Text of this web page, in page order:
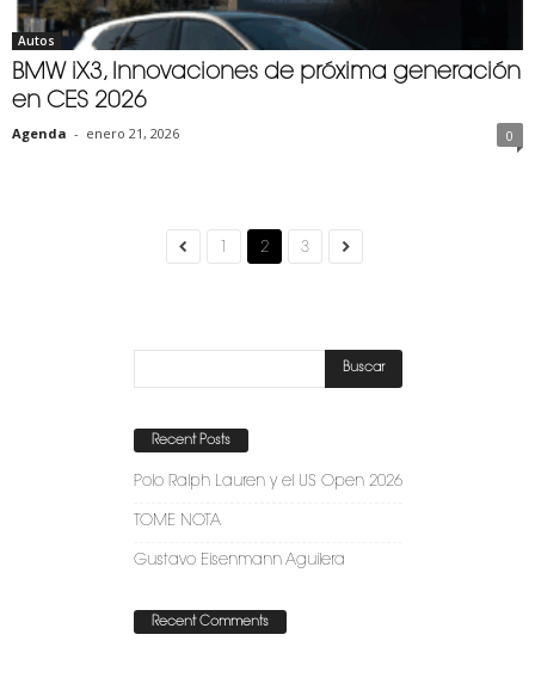
Autos
BMW iX3, Innovaciones de próxima generación
en CES 2026
Agenda - enero 21, 2026 0
2 3
Recent Posts
Polo Ralph Lauren y el US Open 2026
TOME NOTA
Gustavo Eisenmann Aguilera
Recent Comments